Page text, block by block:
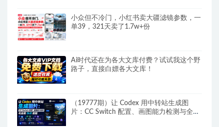
小众但不冷门，小红书卖大疆滤镜参数，一
单39，321天卖了1.7w+份
Ai时代还在为各大文库付费？试试我这个野
路子，直接白嫖各大文库！
（19777期）让 Codex 用中转站生成图
片：CC Switch 配置、画图能力检测与全局